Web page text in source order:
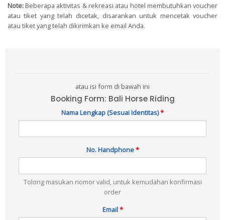
Note: Beberapa aktivitas & rekreasi atau hotel membutuhkan voucher
atau tiket yang telah dicetak, disarankan untuk mencetak voucher
atau tiket yang telah dikirimkan ke email Anda.
atau isi form di bawah ini
Booking Form: Bali Horse Riding
Nama Lengkap (Sesuai Identitas)*
No. Handphone*
Tolong masukan nomor valid, untuk kemudahan konfirmasi
order
Email*